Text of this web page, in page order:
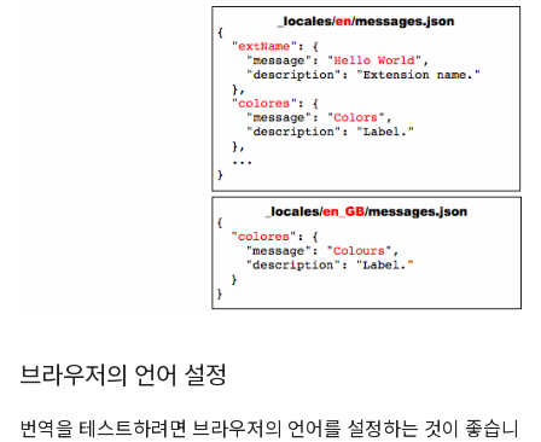
브라우저의 언어 설정
번역을 테스트하려면 브라우저의 언어를 설정하는 것이 좋습니